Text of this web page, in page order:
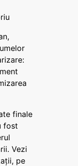
finale
fost
Vezi
pe